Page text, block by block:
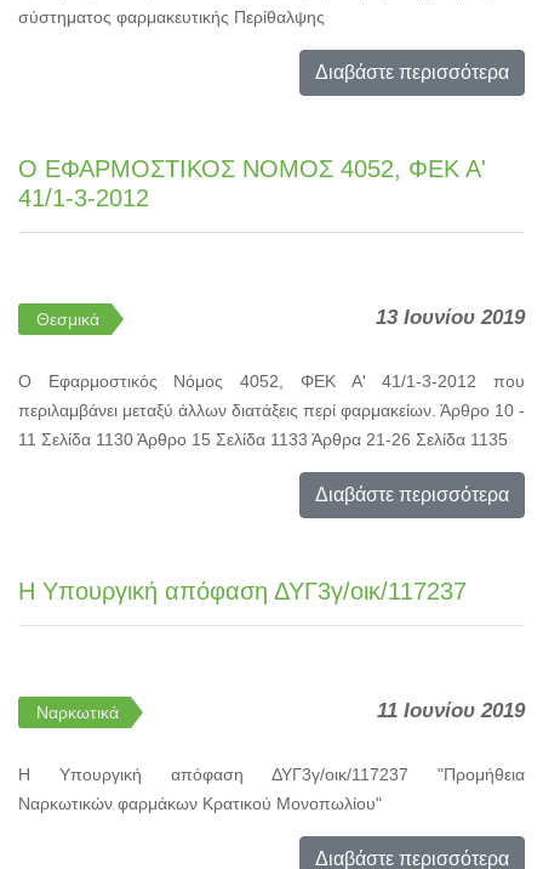
σύστηματος φαρμακευτικής Περίθαλψης
Διαβάστε περισσότερα
Ο ΕΦΑΡΜΟΣΤΙΚΟΣ ΝΟΜΟΣ 4052, ΦΕΚ Α'
41/1-3-2012
Θεσμικά 13 Ιουνίου 2019
Ο Εφαρμοστικός Νόμος 4052, ΦΕΚ Α' 41/1-3-2012 που
περιλαμβάνει μεταξύ άλλων διατάξεις περί φαρμακείων. Άρθρο 10 -
11 Σελίδα 1130 Άρθρο 15 Σελίδα 1133 Άρθρα 21-26 Σελίδα 1135
Διαβάστε περισσότερα
Η Υπουργική απόφαση ΔΥΓ3γ/οικ/117237
Ναρκωτικά 11 Ιουνίου 2019
Η Υπουργική απόφαση ΔΥΓ3γ/οικ/117237 "Προμήθεια
Ναρκωτικών φαρμάκων Κρατικού Μονοπωλίου"
Διαβάστε περισσότερα